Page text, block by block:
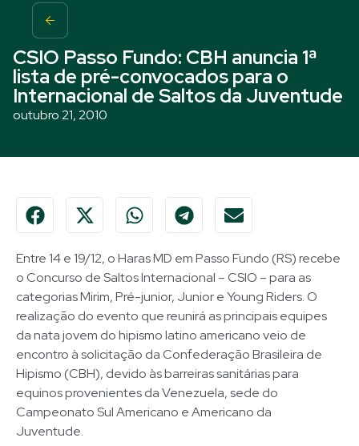
CSIO Passo Fundo: CBH anuncia 1ª
lista de pré-convocados para o
Internacional de Saltos da Juventude
outubro 21, 2010
Entre 14 e 19/12, o Haras MD em Passo Fundo (RS) recebe
o Concurso de Saltos Internacional – CSIO – para as
categorias Mirim, Pré-junior, Junior e Young Riders. O
realização do evento que reunirá as principais equipes
da nata jovem do hipismo latino americano veio de
encontro à solicitação da Confederação Brasileira de
Hipismo (CBH), devido às barreiras sanitárias para
equinos provenientes da Venezuela, sede do
Campeonato Sul Americano e Americano da
Juventude.